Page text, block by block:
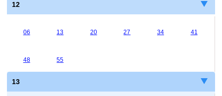
12
06 13 20 27 34 41
48 55
13